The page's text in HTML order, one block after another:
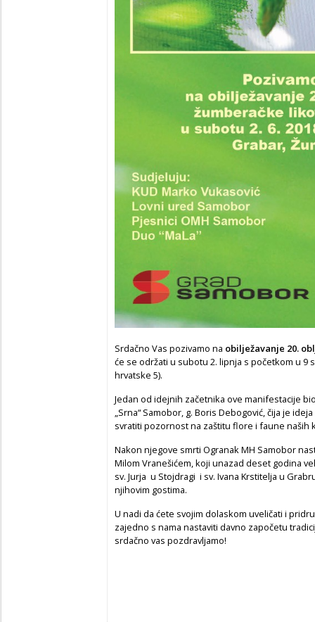
Srdačno Vas pozivamo na obilježavanje 20.
će se održati u subotu 2. lipnja s početkom u 9
hrvatske 5).
Jedan od idejnih začetnika ove manifestacije
„Srna“ Samobor, g. Boris Debogović, čija je
svratiti pozornost na zaštitu flore i faune naših
Nakon njegove smrti Ogranak MH Samobor
Milom Vranešićem, koji unazad deset godina
sv. Jurja u Stojdragi i sv. Ivana Krstitelja u
njihovim gostima.
U nadi da ćete svojim dolaskom uveličati i
zajedno s nama nastaviti davno započetu
srdačno vas pozdravljamo!